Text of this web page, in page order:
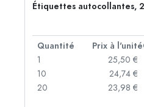
Étiquettes autocollantes,
Quantité Prix à l'unité
1
25,50 €
10
24,74 €
20
23,98 €